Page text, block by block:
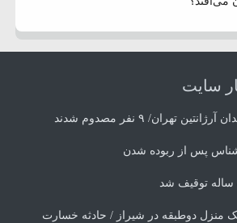
سایت
تهران/ ۹ نفر مصدوم شدند
پس از ربوده شدن
ساله توقیف شد
منزل دوطبقه در شیراز / حادثه خسارت